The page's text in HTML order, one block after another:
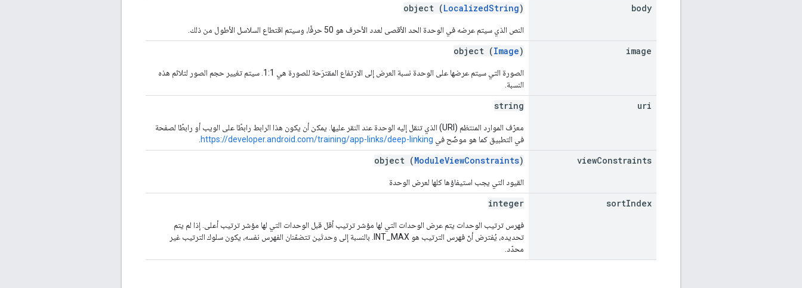
body
object (LocalizedString)
النص الذي سيتم عرضه في الوحدة الحد الأقصى لعدد الأحرف هو 50 حرفًا، وسيتم اقتطاع السلاسل الأطول من ذلك.
image
object (Image)
الصورة التي سيتم عرضها على الوحدة نسبة العرض إلى الارتفاع المقترَحة للصورة هي 1:1. سيتم تغيير حجم الصور لتلائم هذه
النسبة.
uri
string
معرّف الموارد المنتظم (URI) الذي تنقل إليه الوحدة عند النقر عليها. يمكن أن يكون هذا الرابط رابطًا على الويب أو رابطًا لصفحة
في التطبيق كما هو موضّح في https://developer.android.com/training/app-links/deep-linking
viewConstraints
object (ModuleViewConstraints)
القيود التي يجب استيفاؤها كلها لعرض الوحدة
sortIndex
integer
فهرس ترتيب الوحدات يتم عرض الوحدات التي لها مؤشر ترتيب أقل قبل الوحدات التي لها مؤشر ترتيب أعلى. إذا لم يتم
تحديده، يُفترض أنّ فهرس الترتيب هو INT_MAX. بالنسبة إلى وحدتَين تتضمّنان الفهرس نفسه، يكون سلوك الترتيب غير
محدّد.